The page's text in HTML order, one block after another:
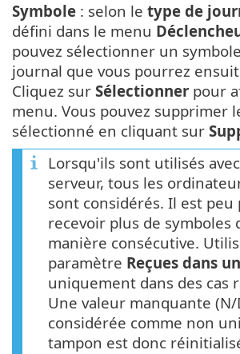
Symbole : selon le type de
défini dans le menu
pouvez sélectionner un
journal que vous pourrez
Cliquez sur Sélectionner pour
menu. Vous pouvez supprimer
sélectionné en cliquant sur
Lorsqu'ils sont utilisés
serveur, tous les
sont considérés. Il est peu
recevoir plus de symboles
manière consécutive.
paramètre Reçues dans
uniquement dans des cas
Une valeur manquante
considérée comme non
tampon est donc